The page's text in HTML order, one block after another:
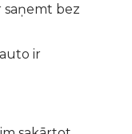
saņemt bez
ir